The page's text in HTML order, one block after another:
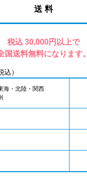
送 料
税込 30,000円以上で
国送料無料になります。
込）
海・北陸・関西